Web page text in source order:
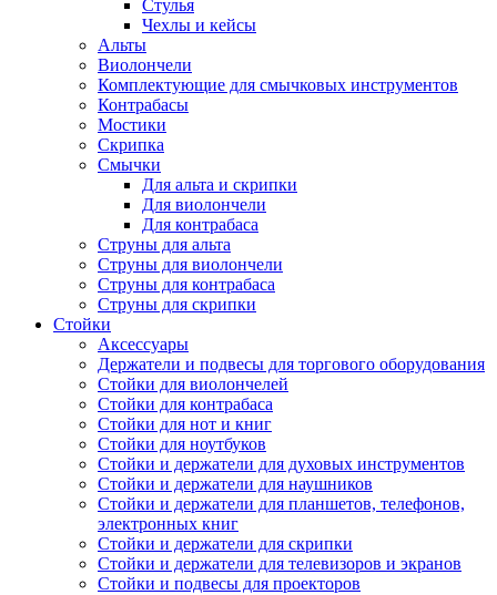
Стулья
Чехлы и кейсы
Альты
Виолончели
Комплектующие для смычковых инструментов
Контрабасы
Мостики
Скрипка
Смычки
Для альта и скрипки
Для виолончели
Для контрабаса
Струны для альта
Струны для виолончели
Струны для контрабаса
Струны для скрипки
Стойки
Аксессуары
Держатели и подвесы для торгового оборудования
Стойки для виолончелей
Стойки для контрабаса
Стойки для нот и книг
Стойки для ноутбуков
Стойки и держатели для духовых инструментов
Стойки и держатели для наушников
Стойки и держатели для планшетов, телефонов,
электронных книг
Стойки и держатели для скрипки
Стойки и держатели для телевизоров и экранов
Стойки и подвесы для проекторов